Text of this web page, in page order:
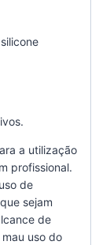
a utilização
profissional.
de
sejam
de
uso do